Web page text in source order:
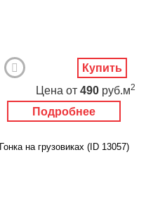
Подробнее
Цена от 490 руб.м2
Купить
Гонка на грузовиках (ID 13057)